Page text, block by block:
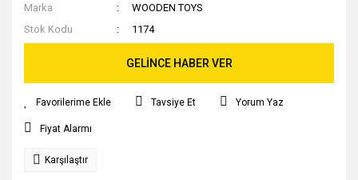
Marka
WOODEN TOYS
Stok Kodu
1174
GELİNCE HABER VER
Tavsiye Et Yorum Yaz
Fiyat Alarmı
Karşılaştır